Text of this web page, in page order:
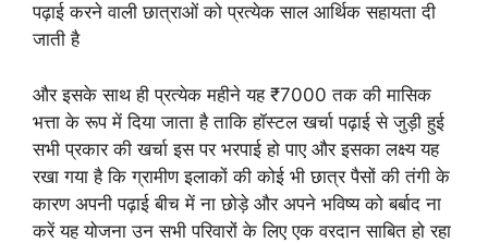
पढ़ाई करने वाली छात्राओं को प्रत्येक साल आर्थिक सहायता दी
जाती है
और इसके साथ ही प्रत्येक महीने यह ₹7000 तक की मासिक
भत्ता के रूप में दिया जाता है ताकि हॉस्टल खर्चा पढ़ाई से जुड़ी हुई
सभी प्रकार की खर्चा इस पर भरपाई हो पाए और इसका लक्ष्य यह
रखा गया है कि ग्रामीण इलाकों की कोई भी छात्र पैसों की तंगी के
कारण अपनी पढ़ाई बीच में ना छोड़े और अपने भविष्य को बर्बाद ना
करें यह योजना उन सभी परिवारों के लिए एक वरदान साबित हो रहा